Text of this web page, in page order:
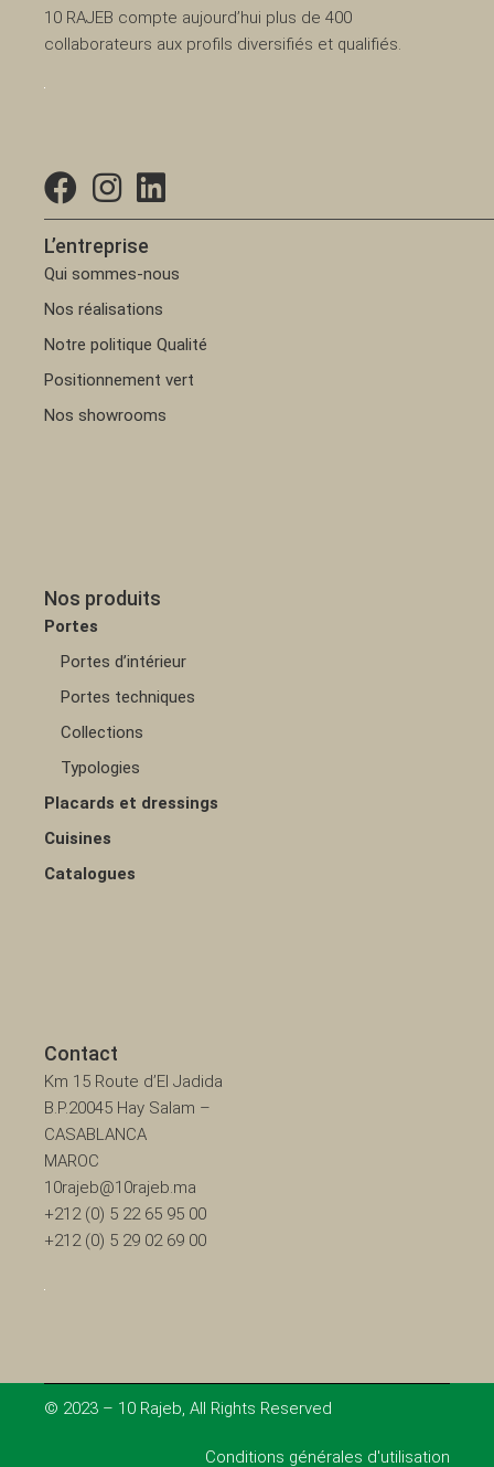
10 RAJEB compte aujourd’hui plus de 400
collaborateurs aux profils diversifiés et qualifiés.
L’entreprise
Qui sommes-nous
Nos réalisations
Notre politique Qualité
Positionnement vert
Nos showrooms
Nos produits
Portes
Portes d’intérieur
Portes techniques
Collections
Typologies
Placards et dressings
Cuisines
Catalogues
Contact
Km 15 Route d’El Jadida
B.P.20045 Hay Salam –
CASABLANCA
MAROC
10rajeb@10rajeb.ma
+212 (0) 5 22 65 95 00
+212 (0) 5 29 02 69 00
© 2023 – 10 Rajeb, All Rights Reserved
Conditions générales d'utilisation